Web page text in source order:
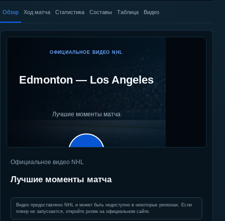
Обзор Ход матча Статистика Составы Таблица Видео
ОФИЦИАЛЬНОЕ ВИДЕО NHL
Edmonton — Los Angeles
Лучшие моменты матча
▶
Официальное видео NHL
Лучшие моменты матча
Видео предоставлено NHL и может быть недоступно в некоторых регионах. Если
плеер не запускается, откройте ролик на официальном сайте.